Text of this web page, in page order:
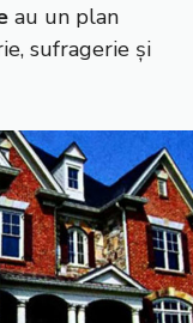
au un plan
sufragerie și